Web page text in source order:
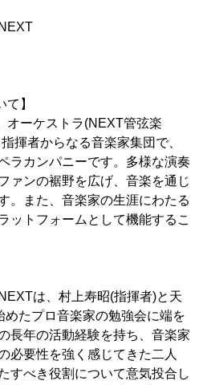
】
オーケストラ(NEXT管弦楽
揮者からなる音楽家集団で、
ラカンパニーです。多様な演奏
ァンの裾野を広げ、音楽を通じ
。また、音楽家の生涯にわたる
ットフォームとして機能するこ
は、村上寿昭(指揮者)と天
たプロ音楽家の勉強会に端を
長年の活動経験を持ち、音楽家
必要性を強く感じてきた二人
すべき役割について意気投合し